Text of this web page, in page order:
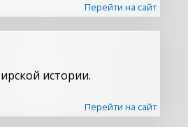
Перейти на сайт
истории.
Перейти на сайт